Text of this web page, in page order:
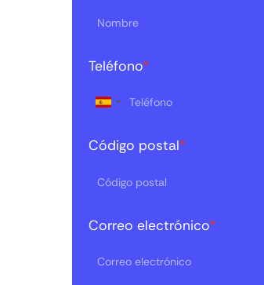
Teléfono*
Código postal*
Correo electrónico*